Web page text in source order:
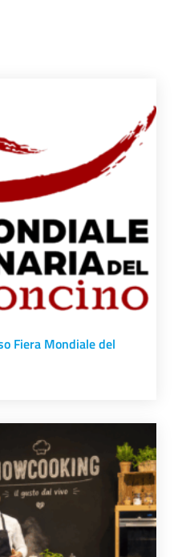
Fiera Mondiale del